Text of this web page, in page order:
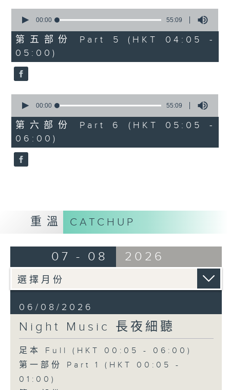
seconds
55
minutes,
9
seconds
00:00 55:09
第五部份 Part 5 (HKT 04:05 -
05:00)
seconds
55
minutes,
9
seconds
00:00 55:09
第六部份 Part 6 (HKT 05:05 -
06:00)
重溫 CATCHUP
07 - 08 2026
06/08/2026
Night Music 長夜細聽
足本 Full (HKT 00:05 - 06:00)
第一部份 Part 1 (HKT 00:05 -
01:00)